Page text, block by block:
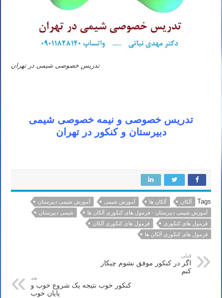
تدریس خصوصی شیمی در تهران
تدریس خصوصی و نیمه خصوصی شیمی
دبیرستان و کنکور در تهران
Tags آلکان آلکان ها آموزش شیمی
آموزش شیمی دبیرستان
آموزش شیمی دبیرستان - فرمول های کنکوری آلکان ها
شیمی دبیرستان
فرمول های کنکوری
فرمول های کنکوری آلکان
فرمول های کنکوری آلکان ها
قبلی
اگر در کنکور موفق نشوم چیکار
کنم
بعد
کنکور خوب نتیجه یک شروع خوب و
پایان خوب